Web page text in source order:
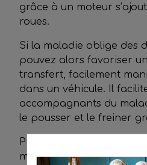
grâce à un moteur
roues.
Si la maladie oblige des
pouvez alors favoriser
transfert, facilement
dans un véhicule. Il
accompagnants du
le pousser et le freiner
Prenez également en
malade afin de garantir